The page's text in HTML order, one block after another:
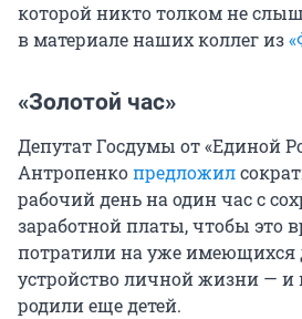
которой никто толком не
в материале наших коллег из
«Золотой час»
Депутат Госдумы от «Единой
Антропенкопредложил
рабочий день на один час с
заработной платы, чтобы это
потратили на уже имеющихся
устройство личной жизни — и
родили еще детей.